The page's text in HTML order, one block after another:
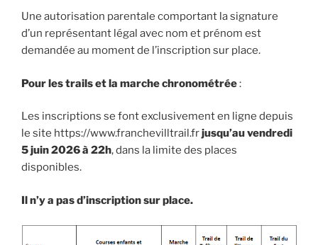
Une autorisation parentale comportant la signature
d’un représentant légal avec nom et prénom est
demandée au moment de l’inscription sur place.
Pour les trails et la marche chronométrée:
Les inscriptions se font exclusivement en ligne depuis
le site https://www.franchevilltrail.frjusqu’auvendredi
5 juin 2026 à 22h, dans la limite des places
disponibles.
Il n’y a pas d’inscription sur place.